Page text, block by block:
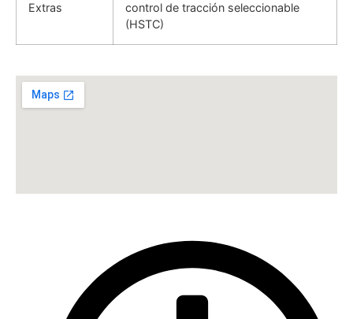
Extras
control de tracción seleccionable
(HSTC)